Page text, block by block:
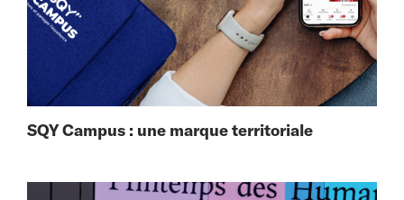
SQY Campus : une marque territoriale